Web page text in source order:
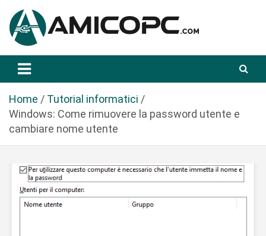
a
Amicopc.com
Home
Tutorial informatici
Windows: Come rimuovere la password utente e
cambiare nome utente